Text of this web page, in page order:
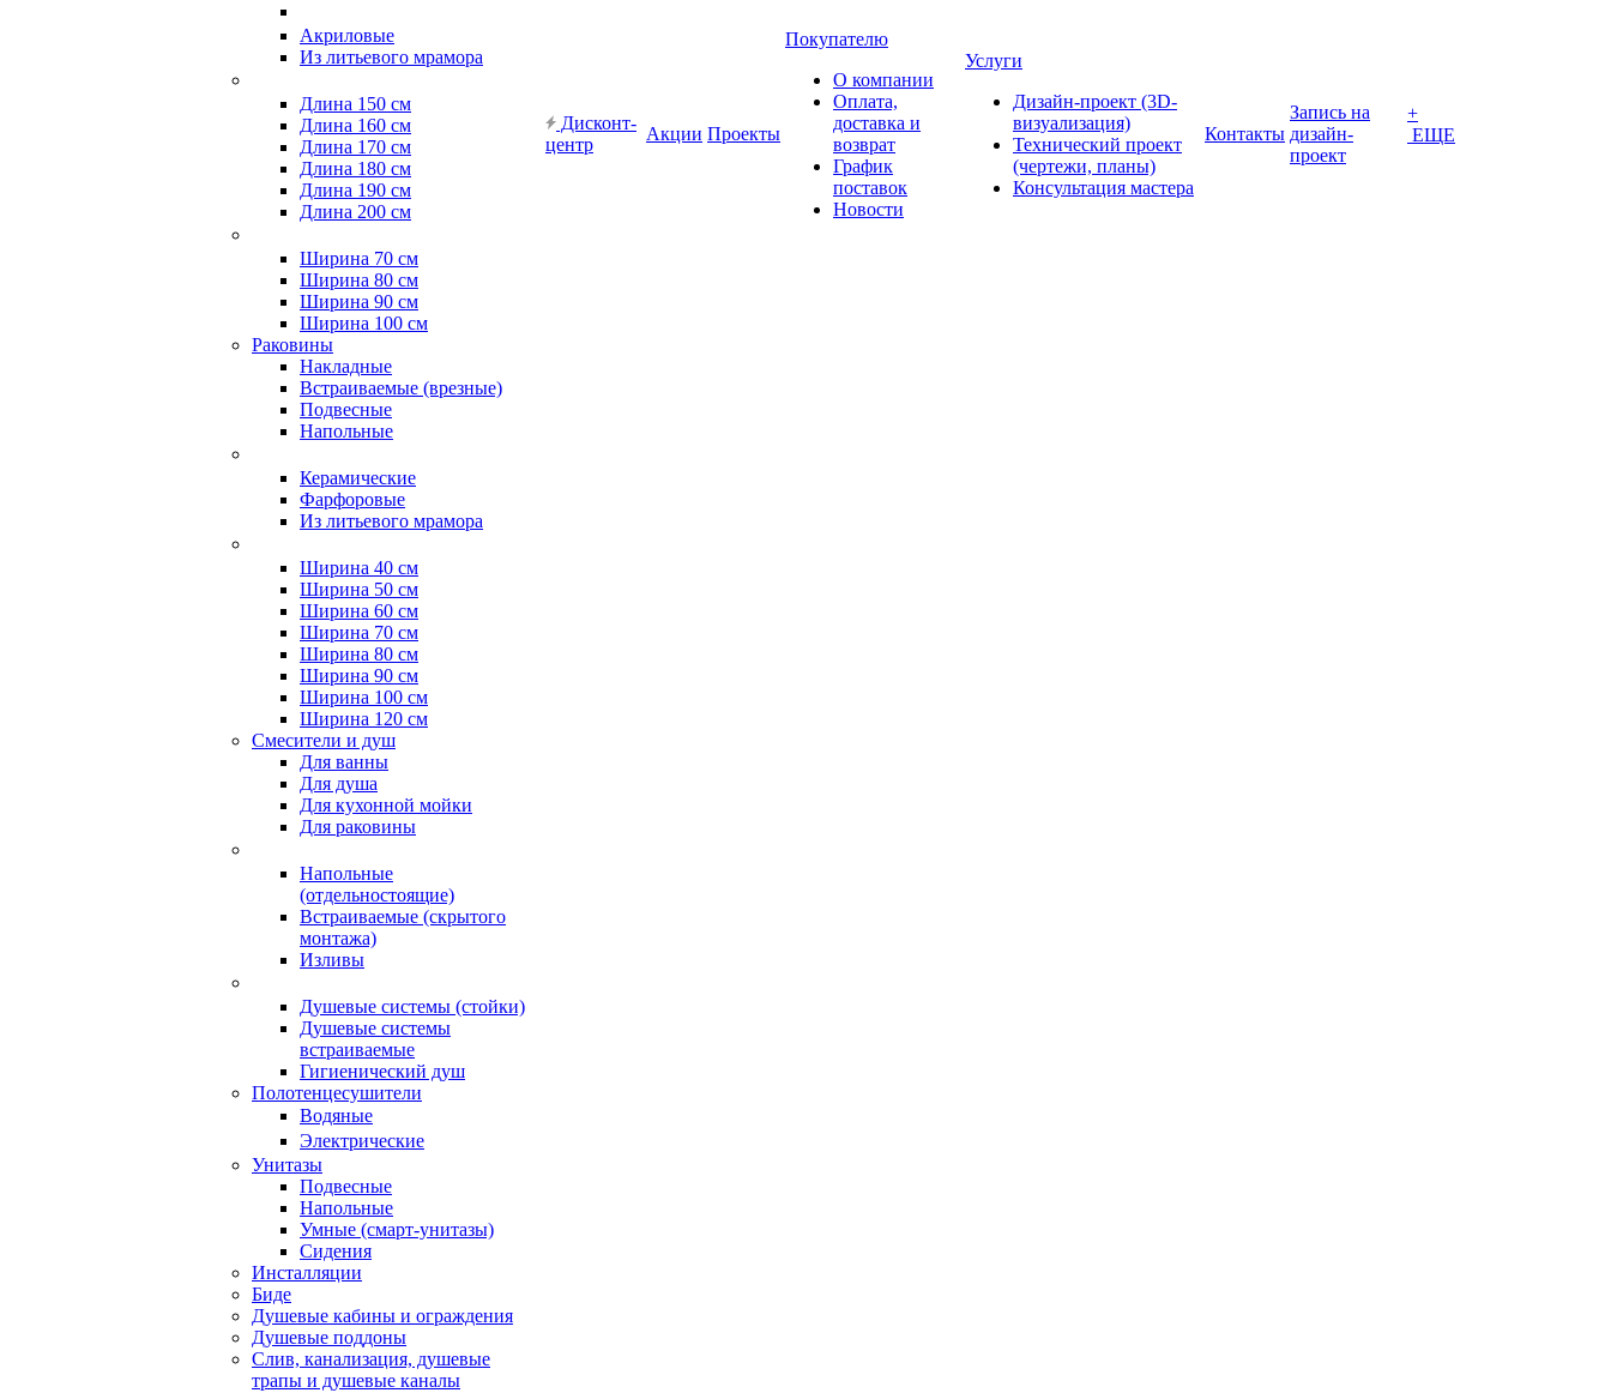
Акриловые
Из литьевого мрамора
Длина 150 см
Длина 160 см
Длина 170 см
Длина 180 см
Длина 190 см
Длина 200 см
Ширина 70 см
Ширина 80 см
Ширина 90 см
Ширина 100 см
Раковины
Накладные
Встраиваемые (врезные)
Подвесные
Напольные
Керамические
Фарфоровые
Из литьевого мрамора
Ширина 40 см
Ширина 50 см
Ширина 60 см
Ширина 70 см
Ширина 80 см
Ширина 90 см
Ширина 100 см
Ширина 120 см
Смесители и душ
Для ванны
Для душа
Для кухонной мойки
Для раковины
Напольные
(отдельностоящие)
Встраиваемые (скрытого
монтажа)
Изливы
Душевые системы (стойки)
Душевые системы
встраиваемые
Гигиенический душ
Полотенцесушители
ㅤВодяные
ㅤЭлектрические
Унитазы
Подвесные
Напольные
Умные (смарт-унитазы)
Сидения
Инсталляции
Биде
Душевые кабины и ограждения
Душевые поддоны
Слив, канализация, душевые
трапы и душевые каналы
Дисконт-
центр
Акции Проекты
Покупателю
О компании
Оплата,
доставка и
возврат
График
поставок
Новости
Услуги
Дизайн-проект (3D-
визуализация)
Технический проект
(чертежи, планы)
Консультация мастера
Контакты
Запись на
дизайн-
проект
+
ЕЩЕ